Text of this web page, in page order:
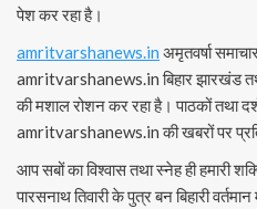
पेश कर रहा है।
amritvarshanews.in अमृतवर्षा
amritvarshanews.in बिहार झारखंड
की मशाल रोशन कर रहा है। पाठकों तथा
amritvarshanews.in की खबरों पर
आप सबों का विश्वास तथा स्नेह ही हमारी
पारसनाथ तिवारी के पुत्र बन बिहारी